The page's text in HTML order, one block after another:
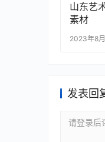
山东艺
素材
2023年8
发表回
请登录后